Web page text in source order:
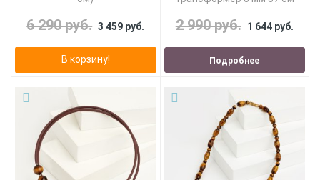
6 290 руб. 3 459 руб.
В корзину!
2 990 руб. 1 644 руб.
Подробнее